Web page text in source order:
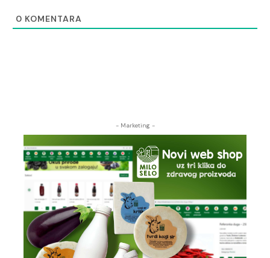
0 KOMENTARA
- Marketing -